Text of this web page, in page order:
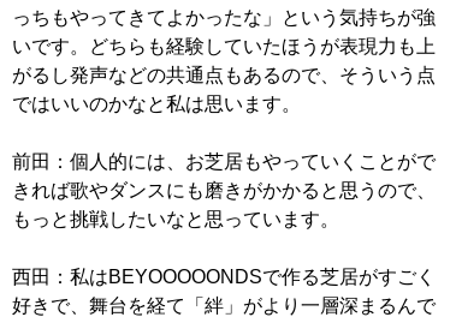
っちもやってきてよかったな」という気持ちが強
いです。どちらも経験していたほうが表現力も上
がるし発声などの共通点もあるので、そういう点
ではいいのかなと私は思います。
前田：個人的には、お芝居もやっていくことがで
きれば歌やダンスにも磨きがかかると思うので、
もっと挑戦したいなと思っています。
西田：私はBEYOOOOONDSで作る芝居がすごく
好きで、舞台を経て「絆」がより一層深まるんで